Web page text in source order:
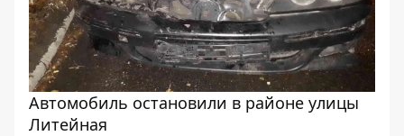
Автомобиль остановили в районе улицы
Литейная